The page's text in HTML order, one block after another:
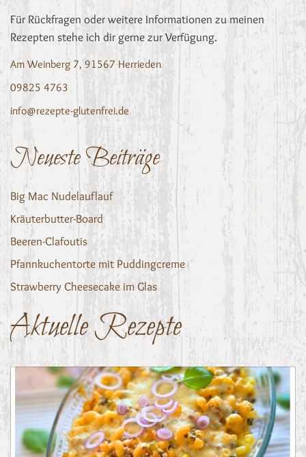
Für Rückfragen oder weitere Informationen zu meinen
Rezepten stehe ich dir gerne zur Verfügung.
Am Weinberg 7, 91567 Herrieden
09825 4763
info@rezepte-glutenfrei.de
Neueste Beiträge
Big Mac Nudelauflauf
Kräuterbutter-Board
Beeren-Clafoutis
Pfannkuchentorte mit Puddingcreme
Strawberry Cheesecake im Glas
Aktuelle Rezepte